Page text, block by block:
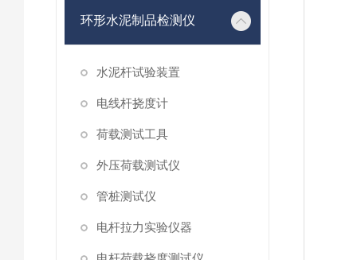
环形水泥制品检测仪
水泥杆试验装置
电线杆挠度计
荷载测试工具
外压荷载测试仪
管桩测试仪
电杆拉力实验仪器